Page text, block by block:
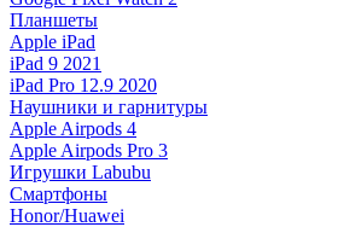
Планшеты
Apple iPad
iPad 9 2021
iPad Pro 12.9 2020
Наушники и гарнитуры
Apple Airpods 4
Apple Airpods Pro 3
Игрушки Labubu
Смартфоны
Honor/Huawei